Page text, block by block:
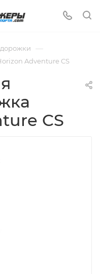
—
Adventure CS
CS